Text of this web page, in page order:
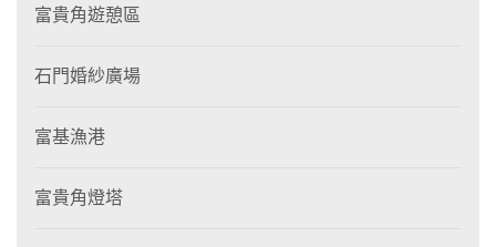
富貴角遊憩區
石門婚紗廣場
富基漁港
富貴角燈塔